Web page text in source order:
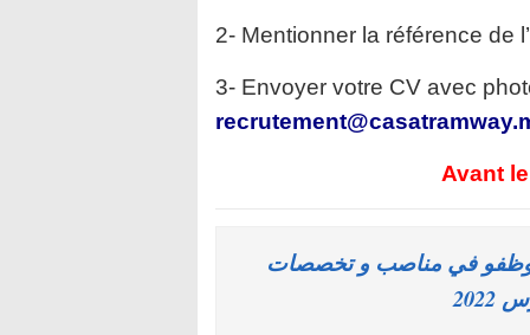
2- Mentionner la référence de
3- Envoyer votre CV avec
Avant
اوظفو في مناصب و تخصصات